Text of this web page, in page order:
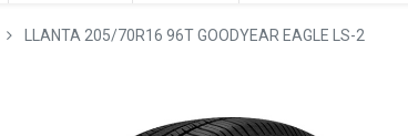
LLANTA 205/70R16 96T GOODYEAR EAGLE LS-2